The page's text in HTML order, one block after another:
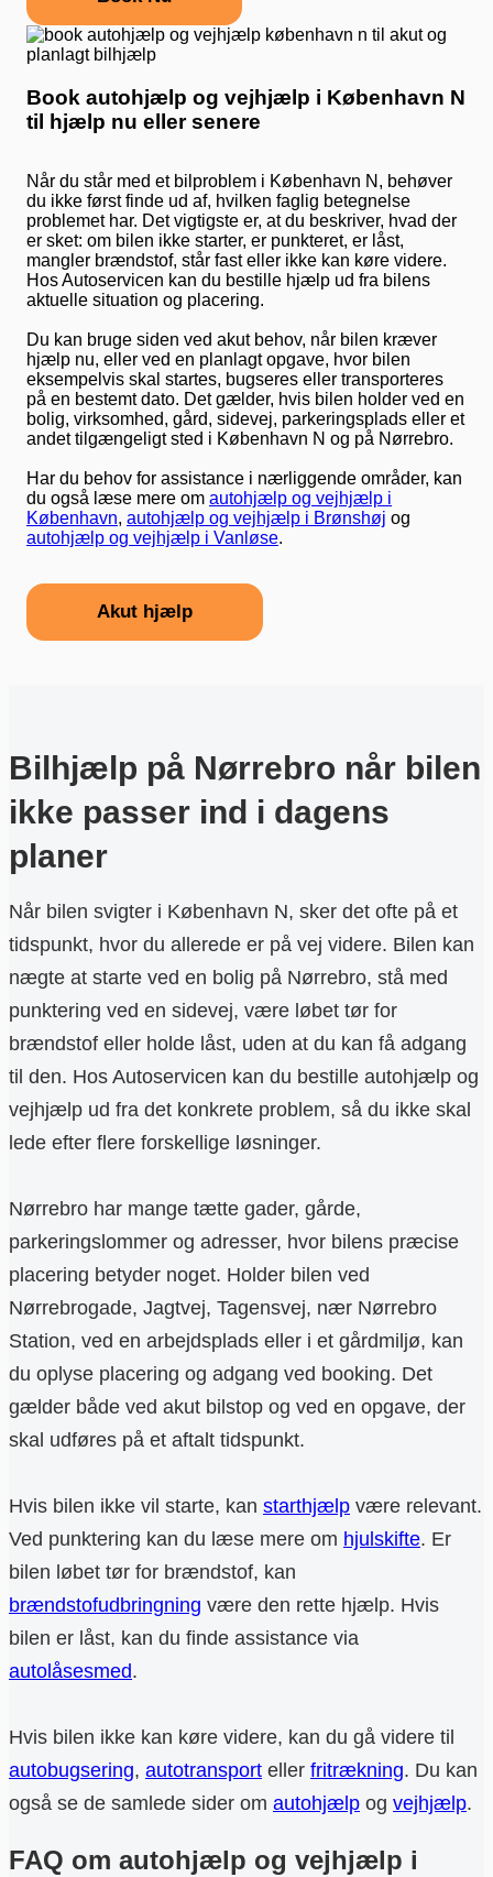
Book autohjælp og vejhjælp i København N
til hjælp nu eller senere
Når du står med et bilproblem i København N, behøver
du ikke først finde ud af, hvilken faglig betegnelse
problemet har. Det vigtigste er, at du beskriver, hvad der
er sket: om bilen ikke starter, er punkteret, er låst,
mangler brændstof, står fast eller ikke kan køre videre.
Hos Autoservicen kan du bestille hjælp ud fra bilens
aktuelle situation og placering.
Du kan bruge siden ved akut behov, når bilen kræver
hjælp nu, eller ved en planlagt opgave, hvor bilen
eksempelvis skal startes, bugseres eller transporteres
på en bestemt dato. Det gælder, hvis bilen holder ved en
bolig, virksomhed, gård, sidevej, parkeringsplads eller et
andet tilgængeligt sted i København N og på Nørrebro.
Har du behov for assistance i nærliggende områder, kan
du også læse mere om autohjælp og vejhjælp i
København, autohjælp og vejhjælp i Brønshøj og
autohjælp og vejhjælp i Vanløse.
Akut hjælp
Bilhjælp på Nørrebro når bilen
ikke passer ind i dagens
planer
Når bilen svigter i København N, sker det ofte på et
tidspunkt, hvor du allerede er på vej videre. Bilen kan
nægte at starte ved en bolig på Nørrebro, stå med
punktering ved en sidevej, være løbet tør for
brændstof eller holde låst, uden at du kan få adgang
til den. Hos Autoservicen kan du bestille autohjælp og
vejhjælp ud fra det konkrete problem, så du ikke skal
lede efter flere forskellige løsninger.
Nørrebro har mange tætte gader, gårde,
parkeringslommer og adresser, hvor bilens præcise
placering betyder noget. Holder bilen ved
Nørrebrogade, Jagtvej, Tagensvej, nær Nørrebro
Station, ved en arbejdsplads eller i et gårdmiljø, kan
du oplyse placering og adgang ved booking. Det
gælder både ved akut bilstop og ved en opgave, der
skal udføres på et aftalt tidspunkt.
Hvis bilen ikke vil starte, kan starthjælp være relevant.
Ved punktering kan du læse mere om hjulskifte. Er
bilen løbet tør for brændstof, kan
brændstofudbringning være den rette hjælp. Hvis
bilen er låst, kan du finde assistance via
autolåsesmed.
Hvis bilen ikke kan køre videre, kan du gå videre til
autobugsering, autotransport eller fritrækning. Du kan
også se de samlede sider om autohjælp og vejhjælp.
FAQ om autohjælp og vejhjælp i